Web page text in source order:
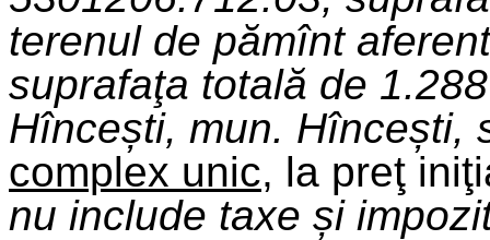
terenul de pămînt
suprafaţa totală de
Hîncești, mun. Hîncești,
complex unic, la preţ
nu include taxe și